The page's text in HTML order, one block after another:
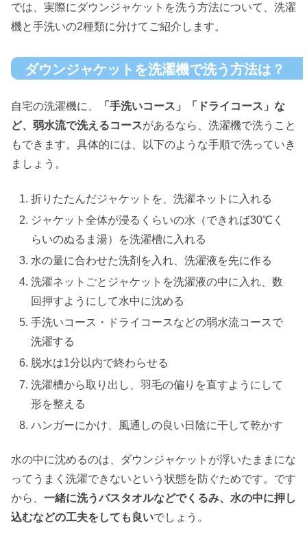
では、実際にダウンジャケットを洗う方法について、洗濯
機と手洗いの2種類に分けてご紹介します。
ダウンジャケットを洗濯機で洗う方法は？
自宅の洗濯機に、
「手洗いコース」「ドライコース」な
ど、弱水流で洗えるコースがあるなら、洗濯機で洗うこと
もできます。具体的には、以下のような手順で洗っていき
ましょう。
折りたたんだジャケットを、洗濯ネットに入れる
ジャケット全体が浸るくらいの水（できれば30℃く
らいのぬるま湯）を洗濯槽に入れる
水の量に合わせた洗剤を入れ、洗濯液を先に作る
洗濯ネットごとジャケットを洗濯液の中に入れ、数
回押すようにして水中に沈める
手洗いコース・ドライコースなどの弱水流コースで
洗濯する
脱水は1分以内で終わらせる
洗濯槽から取り出し、羽毛の偏りを直すようにして
形を整える
ハンガーにかけ、風通しの良い日陰に干して乾かす
水の中に沈めるのは、ダウンジャケットが浮いたままにな
ってうまく洗濯できないという状態を防ぐためです。です
から、 一緒に洗うバスタオルなどでくるみ、水の中に押し
込むなどの工夫をしても良いでしょう。